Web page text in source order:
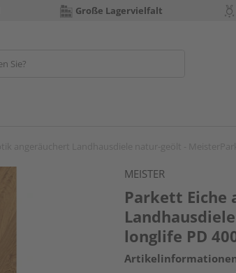
Große Lagervielfalt
MEISTER
Parkett Eiche
longlife PD